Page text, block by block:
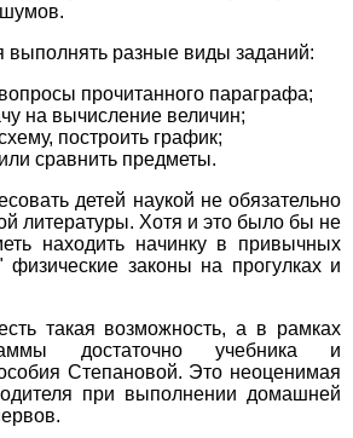
выполнять разные виды заданий:
прочитанного параграфа;
на вычисление величин;
построить график;
сравнить предметы.
детей наукой не обязательно
литературы. Хотя и это было бы не
находить начинку в привычных
физические законы на прогулках и
такая возможность, а в рамках
достаточно учебника и
Степановой. Это неоценимая
при выполнении домашней